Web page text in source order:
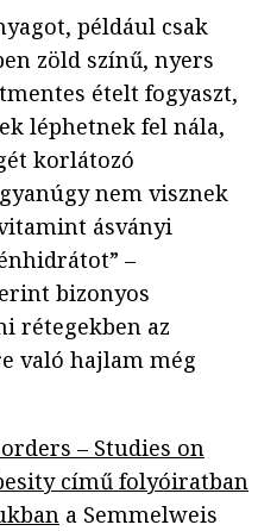
például csak
zöld színű, nyers
ételt fogyaszt,
léphetnek fel nála,
korlátozó
nem visznek
ásványi
–
bizonyos
rétegekben az
való hajlam még
– Studies on
című folyóiratban
a Semmelweis